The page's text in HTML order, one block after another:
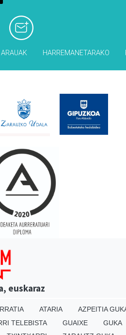
ARAUAK HARREMANETARAKO
euskaraz
ATARIA AZPEITIA
TELEBISTA GUAIXE GUKA